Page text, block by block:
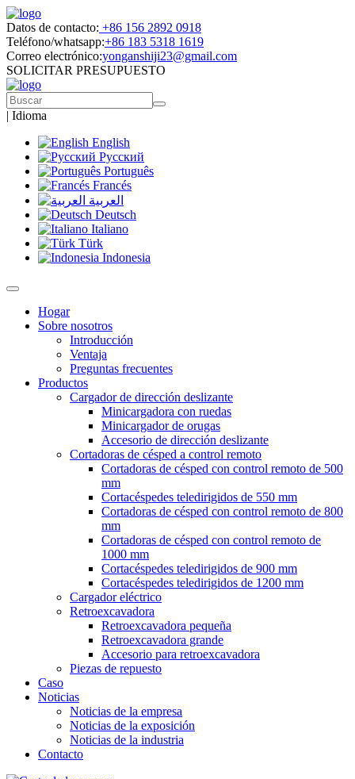
Datos de contacto: +86 156 2892 0918
Teléfono/whatsapp:+86 183 5318 1619
Correo electrónico:yonganshiji23@gmail.com
SOLICITAR PRESUPUESTO
| Idioma
English
Русский
Português
Francés
العربية
Deutsch
Italiano
Türk
Indonesia
Hogar
Sobre nosotros
Introducción
Ventaja
Preguntas frecuentes
Productos
Cargador de dirección deslizante
Minicargadora con ruedas
Minicargador de orugas
Accesorio de dirección deslizante
Cortadoras de césped a control remoto
Cortadoras de césped con control remoto de 500
mm
Cortacéspedes teledirigidos de 550 mm
Cortadoras de césped con control remoto de 800
mm
Cortadoras de césped con control remoto de
1000 mm
Cortacéspedes teledirigidos de 900 mm
Cortacéspedes teledirigidos de 1200 mm
Cargador eléctrico
Retroexcavadora
Retroexcavadora pequeña
Retroexcavadora grande
Accesorio para retroexcavadora
Piezas de repuesto
Caso
Noticias
Noticias de la empresa
Noticias de la exposición
Noticias de la industria
Contacto